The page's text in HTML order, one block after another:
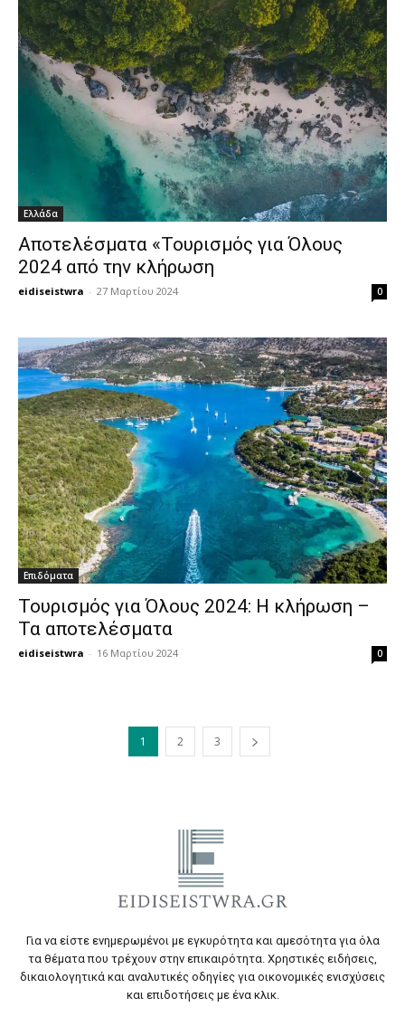
Ελλάδα
Αποτελέσματα «Τουρισμός για Όλους
2024 από την κλήρωση
eidiseistwra - 27 Μαρτίου 2024 0
Επιδόματα
Τουρισμός για Όλους 2024: Η κλήρωση –
Τα αποτελέσματα
eidiseistwra - 16 Μαρτίου 2024 0
1 2 3
Για να είστε ενημερωμένοι με εγκυρότητα και αμεσότητα για όλα
τα θέματα που τρέχουν στην επικαιρότητα. Χρηστικές ειδήσεις,
δικαιολογητικά και αναλυτικές οδηγίες για οικονομικές ενισχύσεις
και επιδοτήσεις με ένα κλικ.